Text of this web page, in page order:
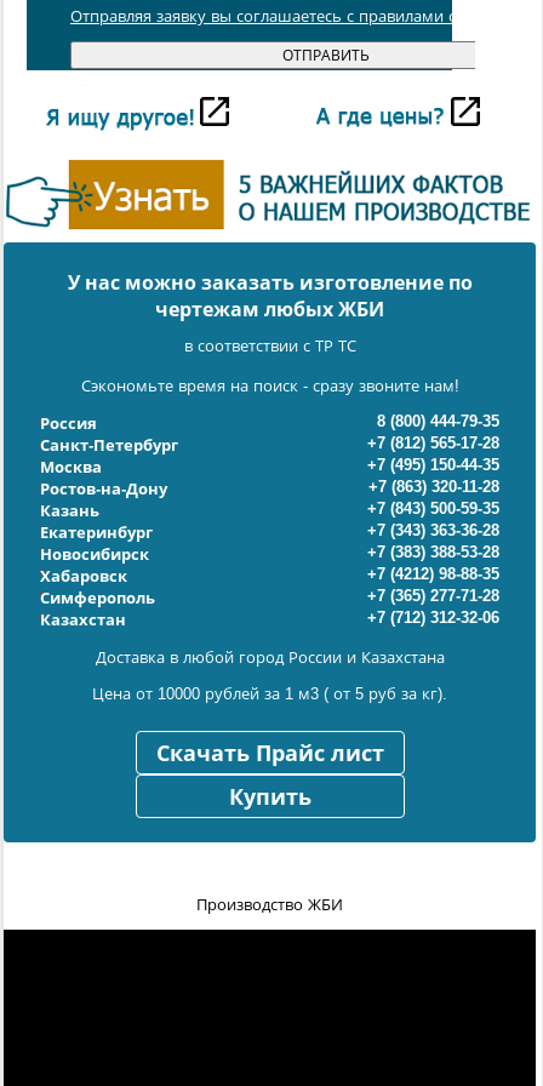
Отправляя заявку вы соглашаетесь с правилами обработки
У нас можно заказать изготовление по
чертежам любых ЖБИ
в соответствии с ТР ТС
Сэкономьте время на поиск - сразу звоните нам!
Россия
8 (800) 444-79-35
Санкт-Петербург
+7 (812) 565-17-28
Москва
+7 (495) 150-44-35
Ростов-на-Дону
+7 (863) 320-11-28
Казань
+7 (843) 500-59-35
Екатеринбург
+7 (343) 363-36-28
Новосибирск
+7 (383) 388-53-28
Хабаровск
+7 (4212) 98-88-35
Симферополь
+7 (365) 277-71-28
Казахстан
+7 (712) 312-32-06
Доставка в любой город России и Казахстана
Цена от 10000 рублей за 1 м3 ( от 5 руб за кг).
Скачать Прайс лист
Купить
Производство ЖБИ